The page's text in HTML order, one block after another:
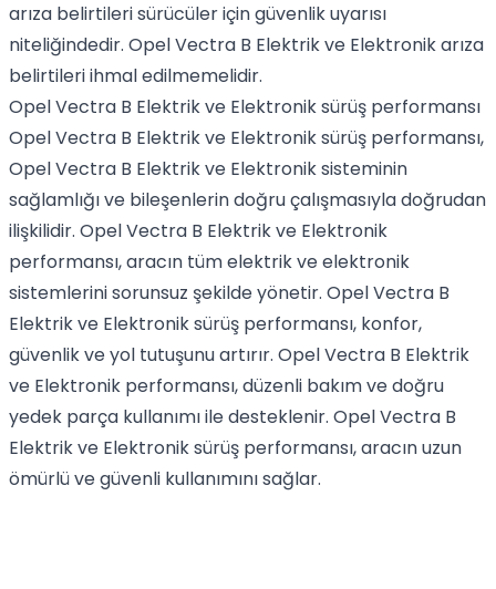
arıza belirtileri sürücüler için güvenlik uyarısı
niteliğindedir. Opel Vectra B Elektrik ve Elektronik arıza
belirtileri ihmal edilmemelidir.
Opel Vectra B Elektrik ve Elektronik sürüş performansı
Opel Vectra B Elektrik ve Elektronik sürüş performansı,
Opel Vectra B Elektrik ve Elektronik sisteminin
sağlamlığı ve bileşenlerin doğru çalışmasıyla doğrudan
ilişkilidir. Opel Vectra B Elektrik ve Elektronik
performansı, aracın tüm elektrik ve elektronik
sistemlerini sorunsuz şekilde yönetir. Opel Vectra B
Elektrik ve Elektronik sürüş performansı, konfor,
güvenlik ve yol tutuşunu artırır. Opel Vectra B Elektrik
ve Elektronik performansı, düzenli bakım ve doğru
yedek parça kullanımı ile desteklenir. Opel Vectra B
Elektrik ve Elektronik sürüş performansı, aracın uzun
ömürlü ve güvenli kullanımını sağlar.